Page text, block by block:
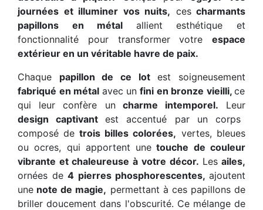
journées et illuminer vos nuits, cescharmants
papillons en métal allient esthétique et
fonctionnalité pour transformer votre espace
extérieur en un véritable havre de paix.
Chaque papillon de ce lotest soigneusement
fabriqué en métal avec un fini en bronze vieilli,ce
qui leur confère uncharme intemporel. Leur
design captivantest accentué par un corps
composé de trois billes colorées, vertes, bleues
ou ocres, qui apportent une touche de couleur
vibrante et chaleureuse à votre décor. Les ailes,
ornées de4 pierres phosphorescentes,ajoutent
une note de magie, permettant à ces papillons de
briller doucement dans l'obscurité. Ce mélange de